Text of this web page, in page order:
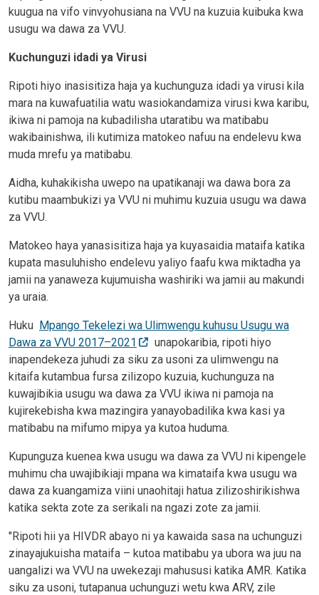
kuugua na vifo vinvyohusiana na VVU na kuzuia kuibuka kwa
usugu wa dawa za VVU.
Kuchunguzi idadi ya Virusi
Ripoti hiyo inasisitiza haja ya kuchunguza idadi ya virusi kila
mara na kuwafuatilia watu wasiokandamiza virusi kwa karibu,
ikiwa ni pamoja na kubadilisha utaratibu wa matibabu
wakibainishwa, ili kutimiza matokeo nafuu na endelevu kwa
muda mrefu ya matibabu.
Aidha, kuhakikisha uwepo na upatikanaji wa dawa bora za
kutibu maambukizi ya VVU ni muhimu kuzuia usugu wa dawa
za VVU.
Matokeo haya yanasisitiza haja ya kuyasaidia mataifa katika
kupata masuluhisho endelevu yaliyo faafu kwa miktadha ya
jamii na yanaweza kujumuisha washiriki wa jamii au makundi
ya uraia.
Huku Mpango Tekelezi wa Ulimwengu kuhusu Usugu wa
Dawa za VVU 2017–2021
unapokaribia, ripoti hiyo
inapendekeza juhudi za siku za usoni za ulimwengu na
kitaifa kutambua fursa zilizopo kuzuia, kuchunguza na
kuwajibikia usugu wa dawa za VVU ikiwa ni pamoja na
kujirekebisha kwa mazingira yanayobadilika kwa kasi ya
matibabu na mifumo mipya ya kutoa huduma.
Kupunguza kuenea kwa usugu wa dawa za VVU ni kipengele
muhimu cha uwajibikiaji mpana wa kimataifa kwa usugu wa
dawa za kuangamiza viini unaohitaji hatua zilizoshirikishwa
katika sekta zote za serikali na ngazi zote za jamii.
"Ripoti hii ya HIVDR abayo ni ya kawaida sasa na uchunguzi
zinayajukuisha mataifa – kutoa matibabu ya ubora wa juu na
uangalizi wa VVU na uwekezaji mahususi katika AMR. Katika
siku za usoni, tutapanua uchunguzi wetu kwa ARV, zile